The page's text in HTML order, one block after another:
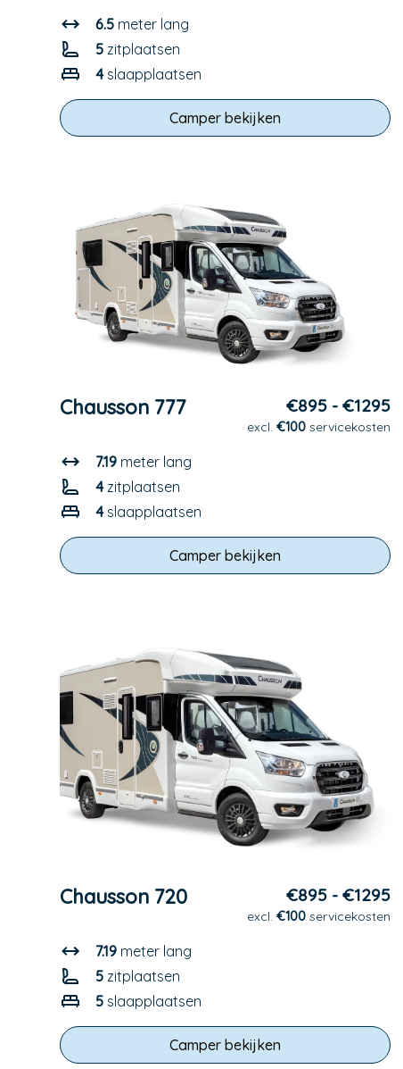
6.5 meter lang
5 zitplaatsen
4slaapplaatsen
Camper bekijken
Chausson 777 €895 - €1295
excl.€100 servicekosten
7.19 meter lang
4zitplaatsen
4slaapplaatsen
Camper bekijken
Chausson 720 €895 - €1295
excl.€100 servicekosten
7.19 meter lang
5 zitplaatsen
5 slaapplaatsen
Camper bekijken